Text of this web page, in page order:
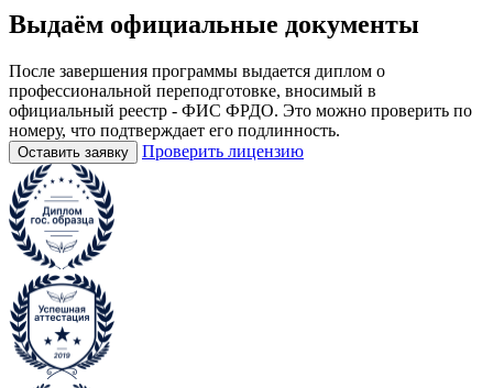
Выдаём официальные документы
После завершения программы выдается диплом о
профессиональной переподготовке, вносимый в
официальный реестр - ФИС ФРДО. Это можно проверить по
номеру, что подтверждает его подлинность.
Оставить заявку Проверить лицензию